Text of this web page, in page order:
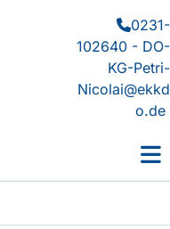
0231-
102640 - DO-
KG-Petri-
Nicolai@ekkd
o.de